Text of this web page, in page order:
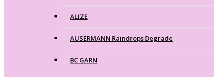
ALIZE
AUSERMANN Raindrops Degrade
BC GARN